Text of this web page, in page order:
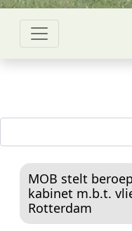
MOB stelt
kabinet m.b.t.
Rotterdam